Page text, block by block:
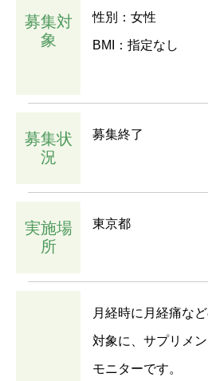
募集対
象
性別：女性
BMI：指定なし
募集状
況
募集終了
実施場
所
東京都
月経時に月経痛な
対象に、サプリメ
モニターです。